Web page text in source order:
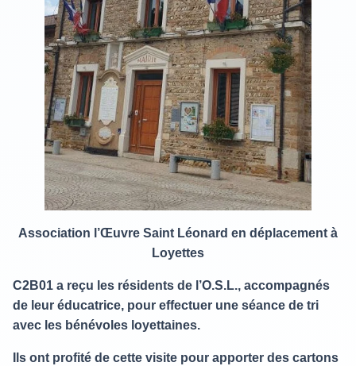
Association l’Œuvre Saint Léonard en déplacement à
Loyettes
C2B01 a reçu les résidents de l’O.S.L., accompagnés
de leur éducatrice, pour effectuer une séance de tri
avec les bénévoles loyettaines.
Ils ont profité de cette visite pour apporter des cartons